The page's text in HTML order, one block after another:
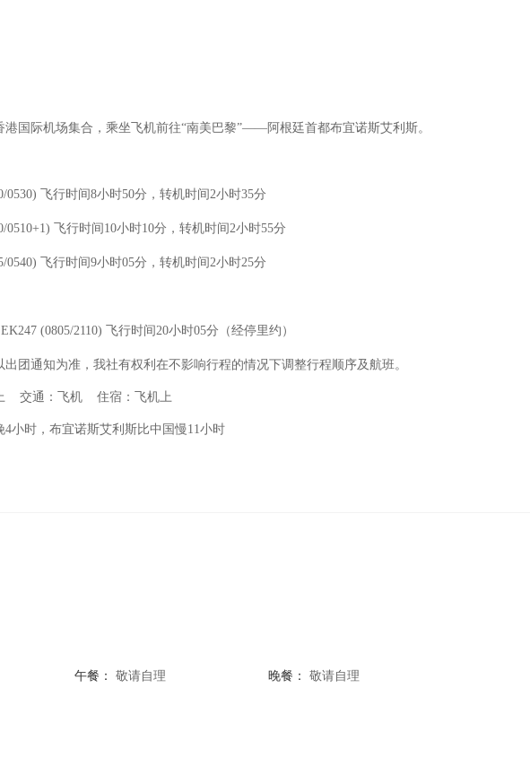
港 国际机场集合，乘坐飞机前往“南美巴黎”——阿根廷首都布宜诺斯艾利斯。
0530) 飞行时间8小时50分，转机时间2小时35分
0510+1) 飞行时间10小时10分，转机时间2小时55分
0540) 飞行时间9小时05分，转机时间2小时25分
(0805/2110) 飞行时间20小时05分（经停里约）
团通知为准，我社有权利在不影响行程的情况下调整行程顺序及航班。
交通：飞机 住宿：飞机上
4小时， 布宜诺斯艾利斯比中国慢11小时
午餐： 敬请自理 晚餐： 敬请自理